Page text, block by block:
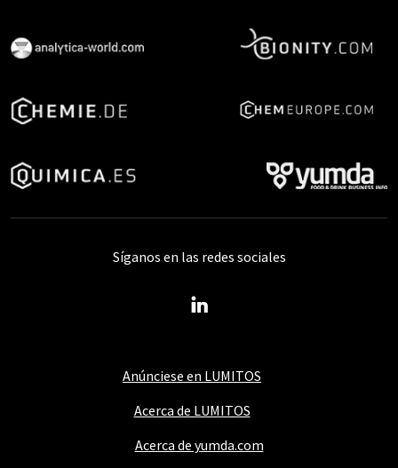
Anúnciese en LUMITOS
Acerca de LUMITOS
Acerca de yumda.com
Síganos en las redes sociales